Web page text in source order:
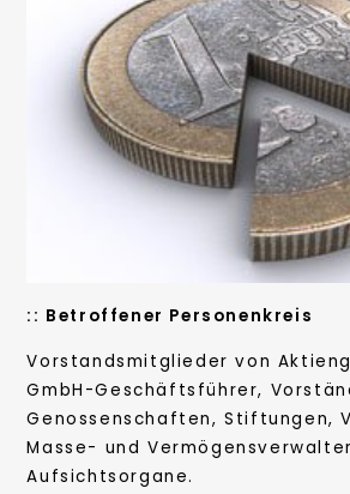
:: Betroffener Personenkreis
Vorstandsmitglieder von
GmbH-Geschäftsführer,
Genossenschaften, Stiftungen,
Masse- und
Aufsichtsorgane.